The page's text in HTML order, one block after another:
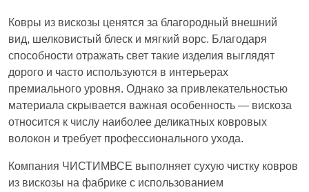
Ковры из вискозы ценятся за благородный внешний
вид, шелковистый блеск и мягкий ворс. Благодаря
способности отражать свет такие изделия выглядят
дорого и часто используются в интерьерах
премиального уровня. Однако за привлекательностью
материала скрывается важная особенность — вискоза
относится к числу наиболее деликатных ковровых
волокон и требует профессионального ухода.
Компания ЧИСТИМВСЕ выполняет сухую чистку ковров
из вискозы на фабрике с использованием